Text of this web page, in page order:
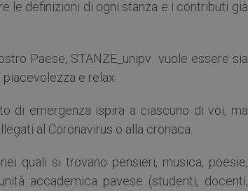
le definizioni di ogni stanza e i contributi già
Paese, STANZE_unipv vuole essere sia
e relax.
di emergenza ispira a ciascuno di voi, ma
al Coronavirus o alla cronaca.
quali si trovano pensieri, musica, poesie,
accademica pavese (studenti, docenti,